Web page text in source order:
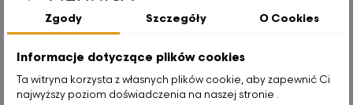
§5. Wykorzystanie zebranych punktów
Klient ma możliwość wymiany zebranych punktów na kody
rabatowe na kolejne zakupy w Sklepie. O wymianie Klient może
zdecydować w dowolnym momencie.
Zgody Szczegóły O Cookies
Informacje dotyczące plików cookies
Ta witryna korzysta z własnych plików cookie, aby zapewnić Ci
najwyższy poziom doświadczenia na naszej stronie .